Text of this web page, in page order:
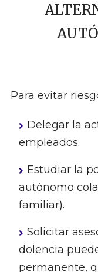
Para evitar
Delegar la
empleados.
Estudiar la
autónomo
familiar).
Solicitar
dolencia
permanente,